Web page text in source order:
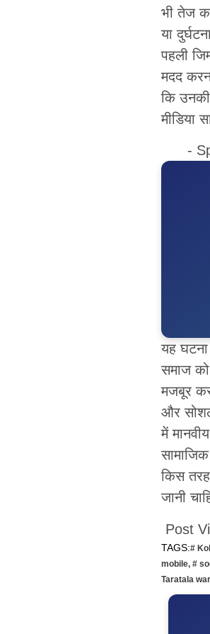
भी तेज
या
पहली
मदद
कि
मीडिया
-
यह
समाज
मजबूर
और
में
सामाजिक
किस तरह
जानी
Post
TAGS:#
mobile, #
Taratala